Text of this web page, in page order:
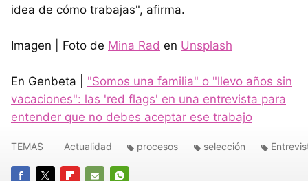
idea de cómo trabajas", afirma.
Imagen | Foto de Mina Rad en Unsplash
En Genbeta | "Somos una familia" o "llevo años sin
vacaciones": las 'red flags' en una entrevista para
entender que no debes aceptar ese trabajo
TEMAS Actualidad procesos selección